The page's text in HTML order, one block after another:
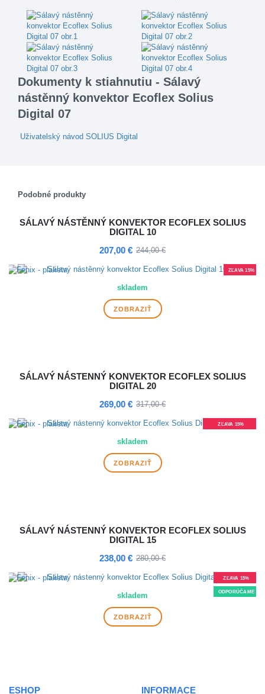
Dokumenty k stiahnutiu - Sálavý
nástěnný konvektor Ecoflex Solius
Digital 07
Uživatelský návod SOLIUS Digital
Podobné produkty
SÁLAVÝ NÁSTĚNNÝ KONVEKTOR ECOFLEX SOLIUS
DIGITAL 10
207,00 € 244,00 €
ZĽAVA 15%
skladem
ZOBRAZIŤ
SÁLAVÝ NÁSTENNÝ KONVEKTOR ECOFLEX SOLIUS
DIGITAL 20
269,00 € 317,00 €
ZĽAVA 15%
skladem
ZOBRAZIŤ
SÁLAVÝ NÁSTENNÝ KONVEKTOR ECOFLEX SOLIUS
DIGITAL 15
238,00 € 280,00 €
ZĽAVA 15%
ODPORÚČAME
skladem
ZOBRAZIŤ
ESHOP INFORMACE